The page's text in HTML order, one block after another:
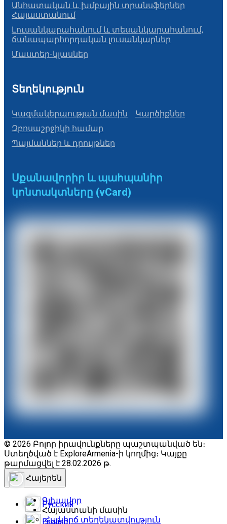
Անհատական և խմբային տրանսֆերներ
Հայաստանում
Լուսանկարահանում և տեսանկարահանում,
ճանապարհորդական լուսանկարներ
Մաստեր-կլասներ
Տեղեկություն
Կազմակերպության մասին
Կարծիքներ
Զբոսաշրջիկի համար
Պայմաններ և դրույթներ
Սքանավորիր և պահպանիր
կոնտակտները (vCard)
© 2026 Բոլոր իրավունքները պաշտպանված են։
Ստեղծված է ExploreArmenia-ի կողմից։ Կայքը
թարմացվել է 28.02.2026 թ.
Հայերեն
Русский
English
Գլխավոր
Հայաստանի մասին
Հակիրճ տեղեկատվություն